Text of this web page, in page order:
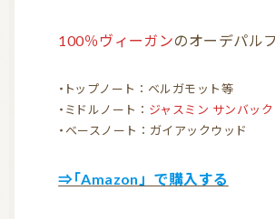
100％ヴィーガンのオーデパル
・トップノート：ベルガモット等
・ミドルノート： ジャスミン サンバック
・ベースノート：ガイアックウッド
⇒「Amazon」で購入する